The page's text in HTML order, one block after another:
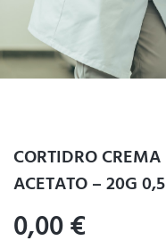
CORTIDRO
ACETATO – 20G
0,00€